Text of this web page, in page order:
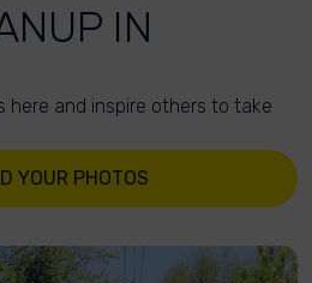
IN
here and inspire others to take
YOUR PHOTOS